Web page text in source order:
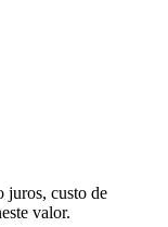
juros, custo de
valor.